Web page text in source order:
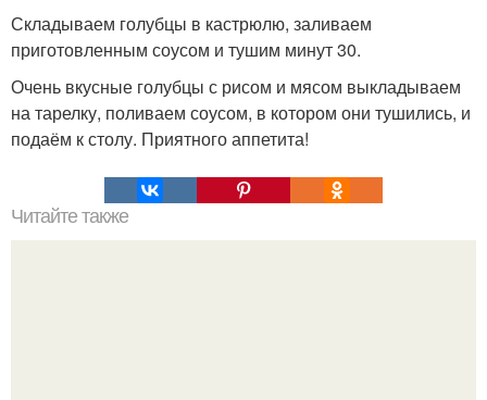
Складываем голубцы в кастрюлю, заливаем
приготовленным соусом и тушим минут 30.
Очень вкусные голубцы с рисом и мясом выкладываем
на тарелку, поливаем соусом, в котором они тушились, и
подаём к столу. Приятного аппетита!
Читайте также